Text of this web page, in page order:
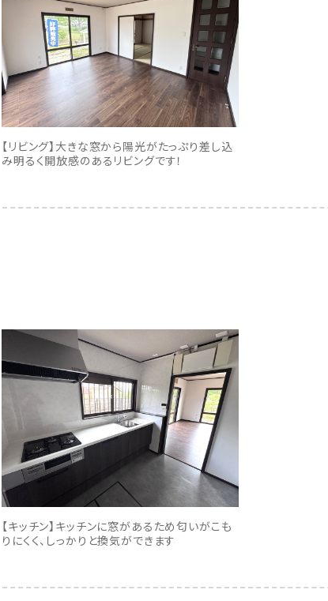
【リビング】大きな窓から陽光がたっぷり差し込
み明るく開放感のあるリビングです！
【キッチン】キッチンに窓があるため匂いがこも
りにくく、しっかりと換気ができます